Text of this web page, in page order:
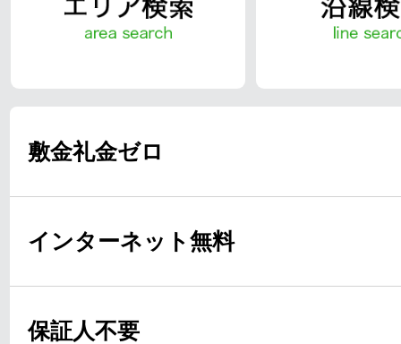
敷金礼金ゼロ
インターネット無料
保証人不要